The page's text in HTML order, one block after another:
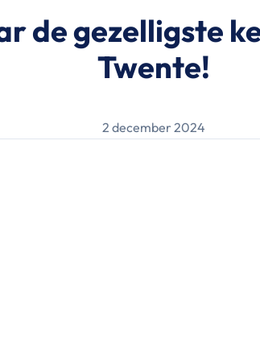
de gezelligste
Twente!
2 december 2024